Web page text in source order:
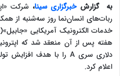
به گزارشخبرگزاری سینا،
ربات‌های انسان‌نما روز سه‌شنبه از
اعلام کرد.